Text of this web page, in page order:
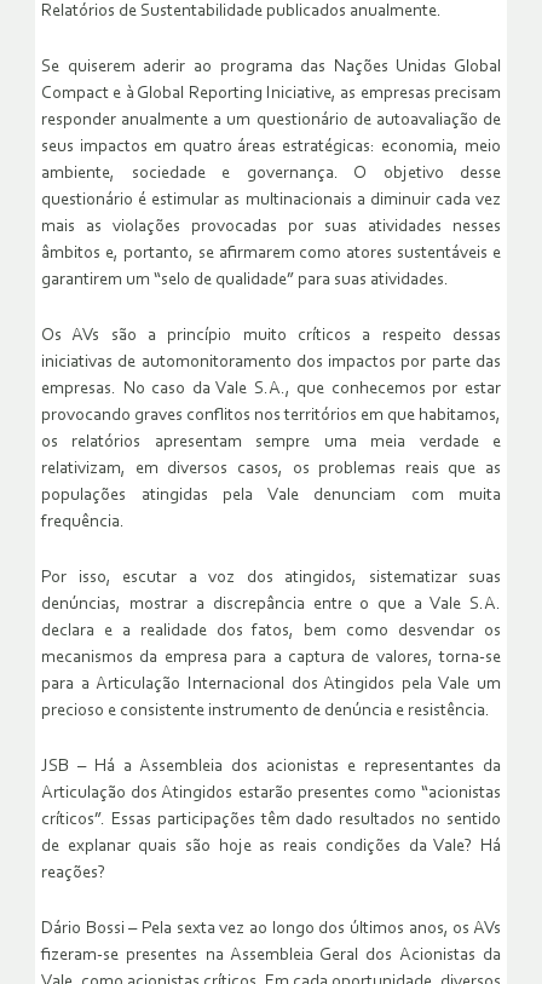
Relatórios de Sustentabilidade publicados anualmente.
Se quiserem aderir ao programa das Nações Unidas Global
Compact e à Global Reporting Iniciative, as empresas precisam
responder anualmente a um questionário de autoavaliação de
seus impactos em quatro áreas estratégicas: economia, meio
ambiente, sociedade e governança. O objetivo desse
questionário é estimular as multinacionais a diminuir cada vez
mais as violações provocadas por suas atividades nesses
âmbitos e, portanto, se afirmarem como atores sustentáveis e
garantirem um “selo de qualidade” para suas atividades.
Os AVs são a princípio muito críticos a respeito dessas
iniciativas de automonitoramento dos impactos por parte das
empresas. No caso da Vale S.A., que conhecemos por estar
provocando graves conflitos nos territórios em que habitamos,
os relatórios apresentam sempre uma meia verdade e
relativizam, em diversos casos, os problemas reais que as
populações atingidas pela Vale denunciam com muita
frequência.
Por isso, escutar a voz dos atingidos, sistematizar suas
denúncias, mostrar a discrepância entre o que a Vale S.A.
declara e a realidade dos fatos, bem como desvendar os
mecanismos da empresa para a captura de valores, torna-se
para a Articulação Internacional dos Atingidos pela Vale um
precioso e consistente instrumento de denúncia e resistência.
JSB – Há a Assembleia dos acionistas e representantes da
Articulação dos Atingidos estarão presentes como “acionistas
críticos”. Essas participações têm dado resultados no sentido
de explanar quais são hoje as reais condições da Vale? Há
reações?
Dário Bossi – Pela sexta vez ao longo dos últimos anos, os AVs
fizeram-se presentes na Assembleia Geral dos Acionistas da